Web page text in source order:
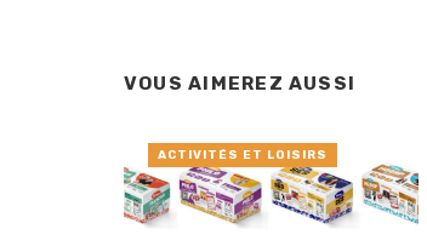
VOUS AIMEREZ AUSSI
ACTIVITÉS ET LOISIRS